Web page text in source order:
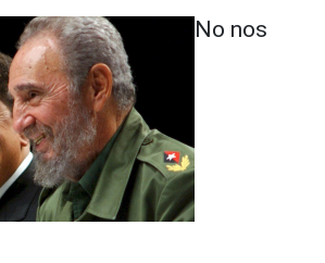
No nos